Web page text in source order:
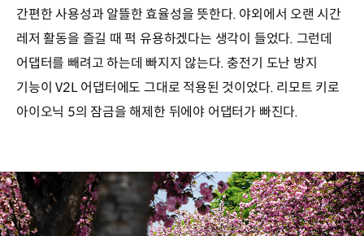
간편한 사용성과 알뜰한 효율성을 뜻한다. 야외에서 오랜 시간
레저 활동을 즐길 때 퍽 유용하겠다는 생각이 들었다. 그런데
어댑터를 빼려고 하는데 빠지지 않는다. 충전기 도난 방지
기능이 V2L 어댑터에도 그대로 적용된 것이었다. 리모트 키로
아이오닉 5의 잠금을 해제한 뒤에야 어댑터가 빠진다.